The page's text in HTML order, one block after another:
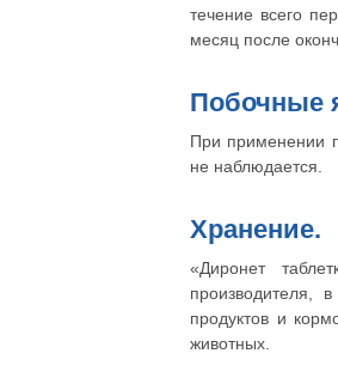
течение всего
месяц после
Побочные
При применении
не наблюдается.
Хранение.
«Диронет
производителя,
продуктов и
животных.